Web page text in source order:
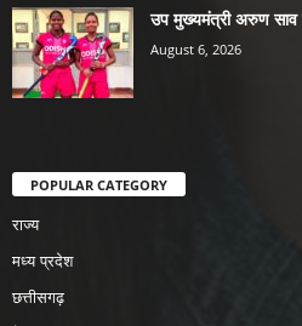
उप मुख्यमंत्री अरुण साव
August 6, 2026
POPULAR CATEGORY
राज्य
मध्य प्रदेश
छत्तीसगढ़